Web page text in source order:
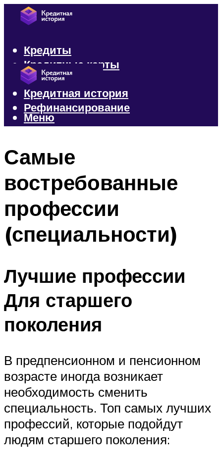
Кредиты
Кредитные карты
Микрозаймы
Кредитная история
Рефинансирование
Меню
Самые
востребованные
профессии
(специальности)
Лучшие профессии
Для старшего
поколения
В предпенсионном и пенсионном
возрасте иногда возникает
необходимость сменить
специальность. Топ самых лучших
профессий, которые подойдут
людям старшего поколения: